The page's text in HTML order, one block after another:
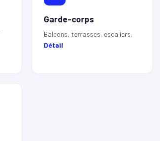
Garde-corps
Balcons, terrasses, escaliers.
Détail